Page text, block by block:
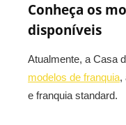
Conheça os
disponíveis
Atualmente, a Casa
modelos de franquia,
e franquia standard.